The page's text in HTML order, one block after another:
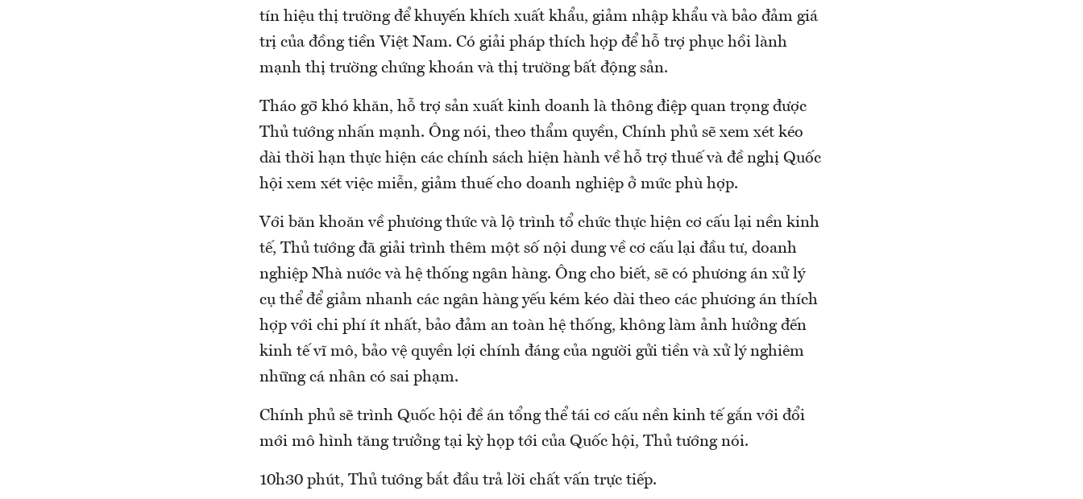
tín hiệu thị trường để khuyến khích xuất khẩu, giảm nhập khẩu và bảo đảm giá
trị của đồng tiền Việt Nam. Có giải pháp thích hợp để hỗ trợ phục hồi lành
mạnh thị trường chứng khoán và thị trường bất động sản.
Tháo gỡ khó khăn, hỗ trợ sản xuất kinh doanh là thông điệp quan trọng được
Thủ tướng nhấn mạnh. Ông nói, theo thẩm quyền, Chính phủ sẽ xem xét kéo
dài thời hạn thực hiện các chính sách hiện hành về hỗ trợ thuế và đề nghị Quốc
hội xem xét việc miễn, giảm thuế cho doanh nghiệp ở mức phù hợp.
Với băn khoăn về phương thức và lộ trình tổ chức thực hiện cơ cấu lại nền kinh
tế, Thủ tướng đã giải trình thêm một số nội dung về cơ cấu lại đầu tư, doanh
nghiệp Nhà nước và hệ thống ngân hàng. Ông cho biết, sẽ có phương án xử lý
cụ thể để giảm nhanh các ngân hàng yếu kém kéo dài theo các phương án thích
hợp với chi phí ít nhất, bảo đảm an toàn hệ thống, không làm ảnh hưởng đến
kinh tế vĩ mô, bảo vệ quyền lợi chính đáng của người gửi tiền và xử lý nghiêm
những cá nhân có sai phạm.
Chính phủ sẽ trình Quốc hội đề án tổng thể tái cơ cấu nền kinh tế gắn với đổi
mới mô hình tăng trưởng tại kỳ họp tới của Quốc hội, Thủ tướng nói.
10h30 phút, Thủ tướng bắt đầu trả lời chất vấn trực tiếp.